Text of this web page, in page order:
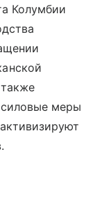
Колумбии
меры